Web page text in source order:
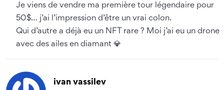
Je viens de vendre ma première tour légendaire pour
50$… j’ai l’impression d’être un vrai colon.
Qui d’autre a déjà eu un NFT rare ? Moi j’ai eu un drone
avec des ailes en diamant 💎
ivan vassilev